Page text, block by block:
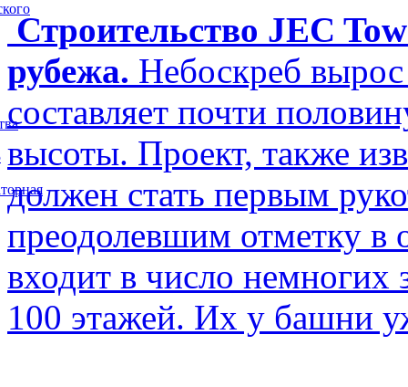
Строительство JEC
рубежа. Небоскреб
составляет почти
высоты. Проект, также
должен стать первым
преодолевшим отметку в
входит в число
100 этажей. Их у башни